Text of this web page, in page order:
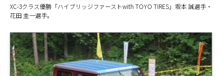
XC-3クラス優勝「ハイブリッジファーストwith TOYO TIRES」坂本 誠選手・
花田 圭一選手。